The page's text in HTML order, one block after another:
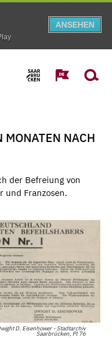
ANSEHEN
MONATEN NACH
der Befreiung von
und Franzosen.
D. Eisenhower - Stadtarchiv
Saarbrücken, Pl 76